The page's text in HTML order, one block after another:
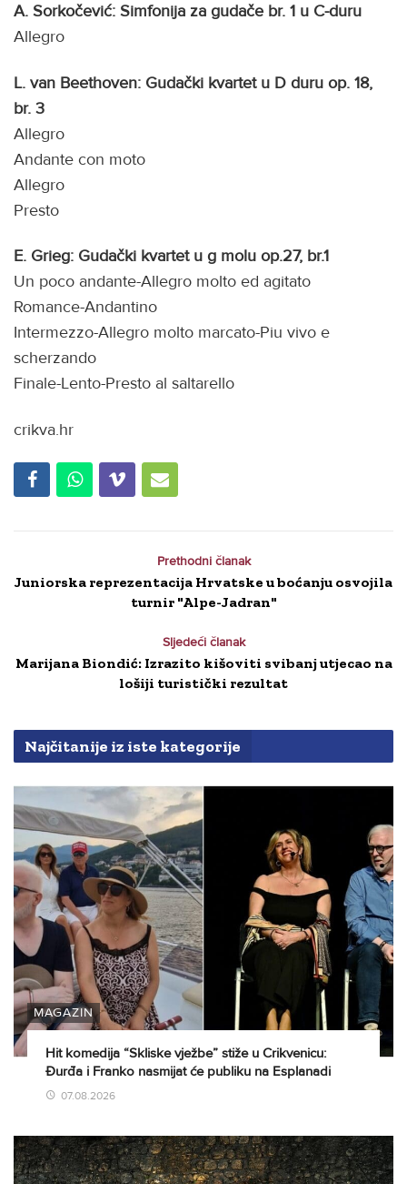
A. Sorkočević: Simfonija za gudače br. 1 u C-duru
Allegro
L. van Beethoven: Gudački kvartet u D duru op. 18,
br. 3
Allegro
Andante con moto
Allegro
Presto
E. Grieg: Gudački kvartet u g molu op.27, br.1
Un poco andante-Allegro molto ed agitato
Romance-Andantino
Intermezzo-Allegro molto marcato-Piu vivo e
scherzando
Finale-Lento-Presto al saltarello
crikva.hr
Prethodni članak
Juniorska reprezentacija Hrvatske u boćanju osvojila
turnir "Alpe-Jadran"
Sljedeći članak
Marijana Biondić: Izrazito kišoviti svibanj utjecao na
lošiji turistički rezultat
Najčitanije iz iste kategorije
MAGAZIN
Hit komedija “Skliske vježbe” stiže u Crikvenicu:
Đurđa i Franko nasmijat će publiku na Esplanadi
07.08.2026